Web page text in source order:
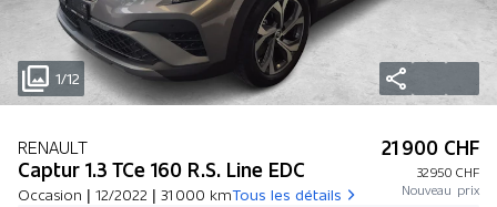
1/12
RENAULT
Captur 1.3 TCe 160 R.S. Line EDC
Occasion | 12/2022 | 31 000 kmTous les détails
21 900 CHF
32 950 CHF
Nouveau prix